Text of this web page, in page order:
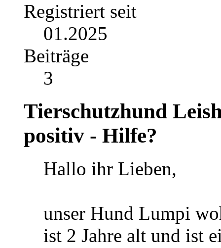
Registriert seit
01.2025
Beiträge
3
Tierschutzhund
positiv - Hilfe?
Hallo ihr Lieben,
unser Hund Lumpi
ist 2 Jahre alt und ist